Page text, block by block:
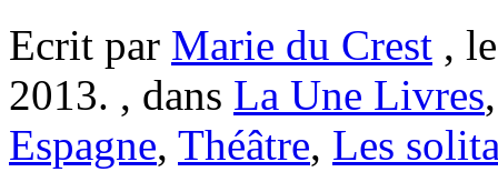
Ecrit par Marie du Crest ,
2013. , dans La Une Livres
Espagne, Théâtre, Les